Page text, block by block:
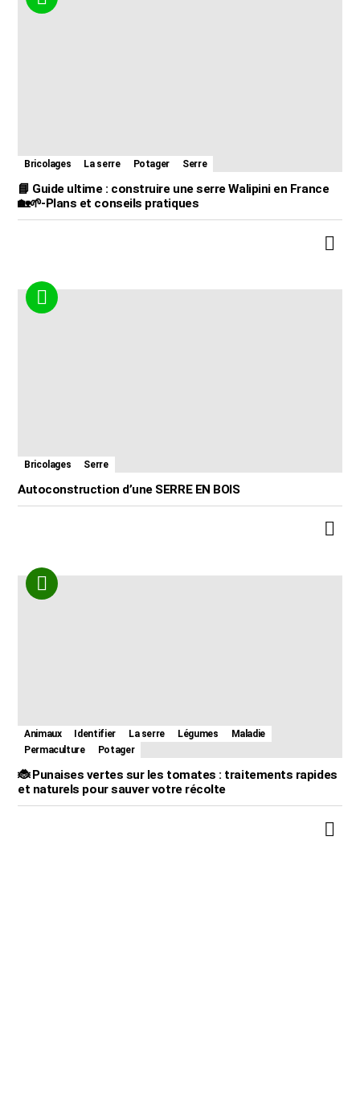
Bricolages La serre Potager Serre
📘 Guide ultime : construire une serre Walipini en France
🏡🌱-Plans et conseils pratiques
Bricolages Serre
Autoconstruction d’une SERRE EN BOIS
Animaux Identifier La serre Légumes
Maladie
Permaculture
Potager
🐞 Punaises vertes sur les tomates : traitements rapides
et naturels pour sauver votre récolte